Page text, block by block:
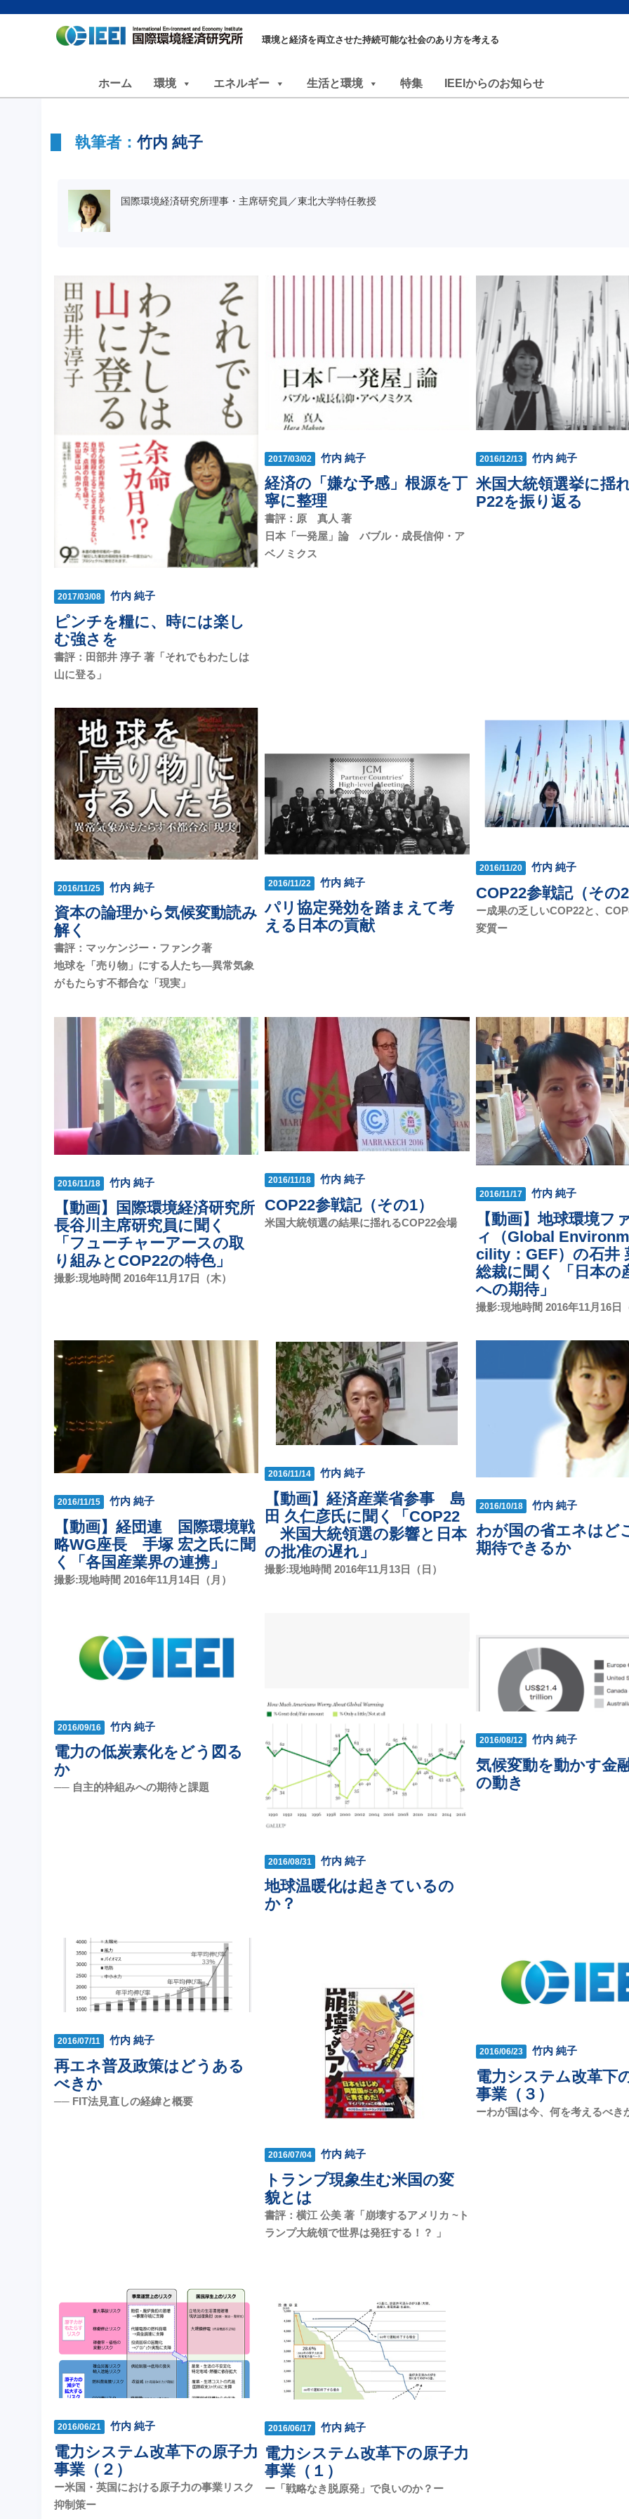
環境と経済を両立させた持続可能な社会のあり方を考える
ホーム 環境 エネルギー 生活と環境 特集 IEEIからのお知らせ
執筆者： 竹内 純子
国際環境経済研究所理事・主席研究員／東北大学特任教授
2017/03/08 竹内 純子
ピンチを糧に、時には楽し
む強さを
書評：田部井 淳子 著「それでもわたしは
山に登る」
2017/03/02 竹内 純子
経済の「嫌な予感」根源を丁
寧に整理
書評：原 真人 著
日本「一発屋」論 バブル・成長信仰・ア
ベノミクス
2016/12/13 竹内 純子
米国大統領選挙に揺
P22を振り返る
2016/11/25 竹内 純子
資本の論理から気候変動読み
解く
書評：マッケンジー・ファンク著
地球を「売り物」にする人たち―異常気象
がもたらす不都合な「現実」
2016/11/22 竹内 純子
パリ協定発効を踏まえて考
える日本の貢献
2016/11/20 竹内 純子
COP22参戦記（その
ー成果の乏しいCOP22と、
変質ー
2016/11/18 竹内 純子
【動画】国際環境経済研究所
長谷川主席研究員に聞く
「フューチャーアースの取
り組みとCOP22の特色」
撮影:現地時間 2016年11月17日（木）
2016/11/18 竹内 純子
COP22参戦記（その1）
米国大統領選の結果に揺れるCOP22会場
2016/11/17 竹内 純子
【動画】地球環境フ
ィ（Global
cility：GEF）の石井
総裁に聞く 「日本の
への期待」
撮影:現地時間 2016年11月16日
2016/11/15 竹内 純子
【動画】経団連 国際環境戦
略WG座長 手塚 宏之氏に聞
く「各国産業界の連携」
撮影:現地時間 2016年11月14日（月）
2016/11/14 竹内 純子
【動画】経済産業省参事 島
田 久仁彦氏に聞く「COP22
米国大統領選の影響と日本
の批准の遅れ」
撮影:現地時間 2016年11月13日（日）
2016/10/18 竹内 純子
わが国の省エネはど
期待できるか
2016/09/16 竹内 純子
電力の低炭素化をどう図る
か
── 自主的枠組みへの期待と課題
2016/08/31 竹内 純子
地球温暖化は起きているの
か？
2016/08/12 竹内 純子
気候変動を動かす金
の動き
2016/07/11 竹内 純子
再エネ普及政策はどうある
べきか
── FIT法見直しの経緯と概要
2016/07/04 竹内 純子
トランプ現象生む米国の変
貌とは
書評：横江 公美 著「崩壊するアメリカ ~ト
ランプ大統領で世界は発狂する！？ 」
2016/06/23 竹内 純子
電力システム改革下
事業（３）
ーわが国は今、何を考えるべき
2016/06/21 竹内 純子
電力システム改革下の原子力
事業（２）
ー米国・英国における原子力の事業リスク
抑制策ー
2016/06/17 竹内 純子
電力システム改革下の原子力
事業（１）
ー「戦略なき脱原発」で良いのか？ー